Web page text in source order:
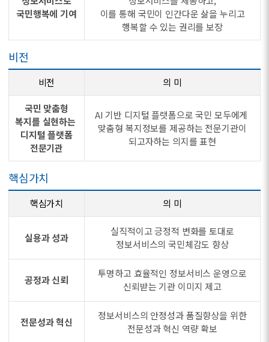
국민행복에 기여
이를 통해 국민이 인간다운 삶을 누리고
행복할 수 있는 권리를 보장
비전
비전 의 미
국민 맞춤형
복지를 실현하는
디지털 플랫폼
전문기관
AI 기반 디지털 플랫폼으로 국민 모두에게
맞춤형 복지정보를 제공하는 전문기관이
되고자하는 의지를 표현
핵심가치
핵심가치 의 미
실용과 성과
실직적이고 긍정적 변화를 토대로
정보서비스의 국민체감도 향상
공정과 신뢰
투명하고 효율적인 정보서비스 운영으로
신뢰받는 기관 이미지 제고
전문성과 혁신
정보서비스의 안정성과 품질향상을 위한
전문성과 혁신 역량 확보